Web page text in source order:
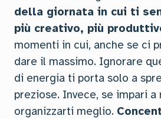
della giornata in cui ti
più creativo, più
momenti in cui, anche se ci
dare il massimo. Ignorare
di energia ti porta solo a
preziose. Invece, se impari
organizzarti meglio.